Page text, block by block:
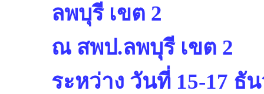
ลพบุรี เขต 2
ณ สพป.ลพบุรี เขต 2
ระหว่าง วันที่ 15-17 ธั